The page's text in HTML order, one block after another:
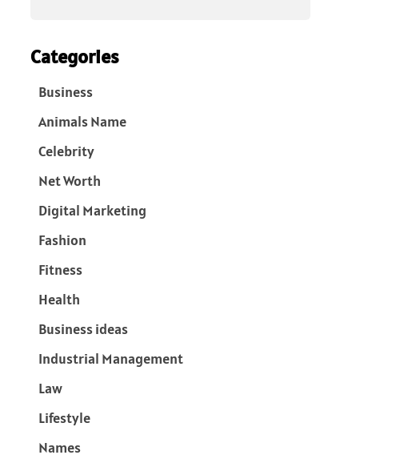
Categories
Business
Animals Name
Celebrity
Net Worth
Digital Marketing
Fashion
Fitness
Health
Business ideas
Industrial Management
Law
Lifestyle
Names